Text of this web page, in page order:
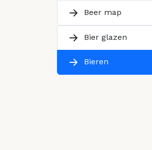
Beer map
Bier glazen
Bieren